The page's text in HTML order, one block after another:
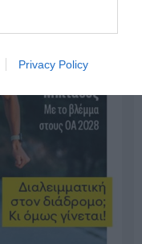
Privacy Policy